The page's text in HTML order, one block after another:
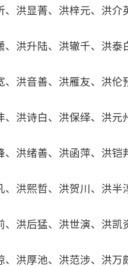
、洪显菁、洪梓元、洪介
、洪升陆、洪辙千、洪泰
、洪音善、洪雁友、洪伦
、洪诗白、洪保绎、洪元
、洪绪善、洪函萍、洪铠
、洪熙哲、洪贺川、洪半
、洪后猛、洪世演、洪凯
、洪厚池、洪范涉、洪万